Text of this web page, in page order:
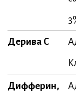
Дерива С
Дифферин,